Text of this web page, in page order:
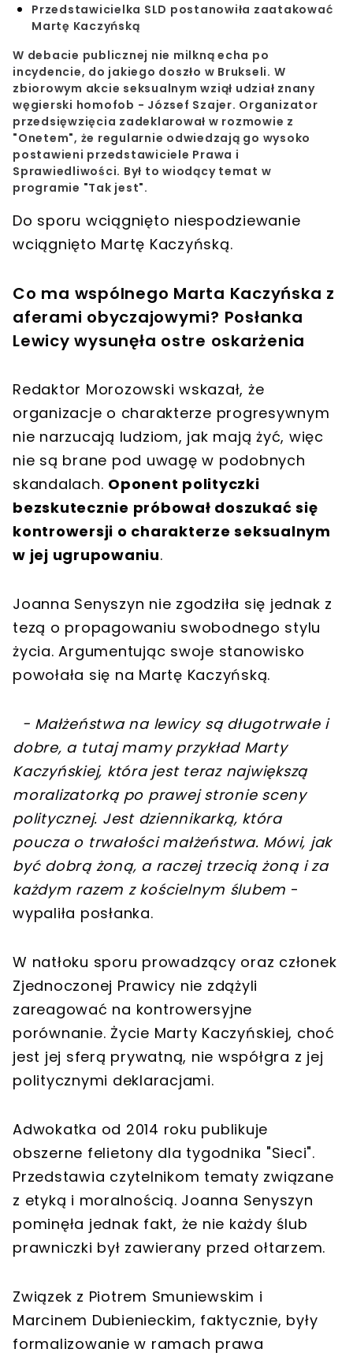
Przedstawicielka SLD postanowiła zaatakować
Martę Kaczyńską
W debacie publicznej nie milkną echa po
incydencie, do jakiego doszło w Brukseli. W
zbiorowym akcie seksualnym wziął udział znany
węgierski homofob - József Szajer. Organizator
przedsięwzięcia zadeklarował w rozmowie z
"Onetem", że regularnie odwiedzają go wysoko
postawieni przedstawiciele Prawa i
Sprawiedliwości. Był to wiodący temat w
programie "Tak jest".
Do sporu wciągnięto niespodziewanie
wciągnięto Martę Kaczyńską.
Co ma wspólnego Marta Kaczyńska z
aferami obyczajowymi? Posłanka
Lewicy wysunęła ostre oskarżenia
Redaktor Morozowski wskazał, że
organizacje o charakterze progresywnym
nie narzucają ludziom, jak mają żyć, więc
nie są brane pod uwagę w podobnych
skandalach. Oponent polityczki
bezskutecznie próbował doszukać się
kontrowersji o charakterze seksualnym
w jej ugrupowaniu.
Joanna Senyszyn nie zgodziła się jednak z
tezą o propagowaniu swobodnego stylu
życia. Argumentując swoje stanowisko
powołała się na Martę Kaczyńską.
- Małżeństwa na lewicy są długotrwałe i
dobre, a tutaj mamy przykład Marty
Kaczyńskiej, która jest teraz największą
moralizatorką po prawej stronie sceny
politycznej. Jest dziennikarką, która
poucza o trwałości małżeństwa. Mówi, jak
być dobrą żoną, a raczej trzecią żoną i za
każdym razem z kościelnym ślubem -
wypaliła posłanka.
W natłoku sporu prowadzący oraz członek
Zjednoczonej Prawicy nie zdążyli
zareagować na kontrowersyjne
porównanie. Życie Marty Kaczyńskiej, choć
jest jej sferą prywatną, nie współgra z jej
politycznymi deklaracjami.
Adwokatka od 2014 roku publikuje
obszerne felietony dla tygodnika "Sieci".
Przedstawia czytelnikom tematy związane
z etyką i moralnością. Joanna Senyszyn
pominęła jednak fakt, że nie każdy ślub
prawniczki był zawierany przed ołtarzem.
Związek z Piotrem Smuniewskim i
Marcinem Dubienieckim, faktycznie, były
formalizowanie w ramach prawa